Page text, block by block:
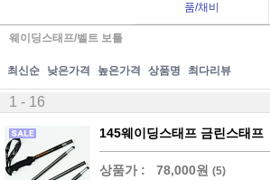
품/채비
웨이딩스태프/벨트 보틀
최신순 낮은가격 높은가격 상품명 최다리뷰
1 - 16
145웨이딩스태프 금린스태프
상품가 : 78,000원 (5)